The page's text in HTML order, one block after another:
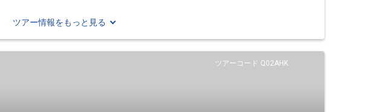
ツアー情報をもっと見る
ツアーコード Q02AHK